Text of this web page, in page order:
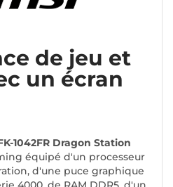
de jeu et
un écran
1042FR Dragon Station
équipé d'un processeur
d'une puce graphique